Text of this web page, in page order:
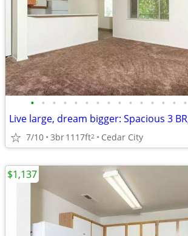
• • • • • • • • • • • • • • •
Live large, dream bigger: Spacious 3
7/10 3br1117ft2 Cedar City
$1,137